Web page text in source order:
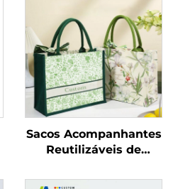
Sacos Acompanhantes
Reutilizáveis de
Estampa Floral